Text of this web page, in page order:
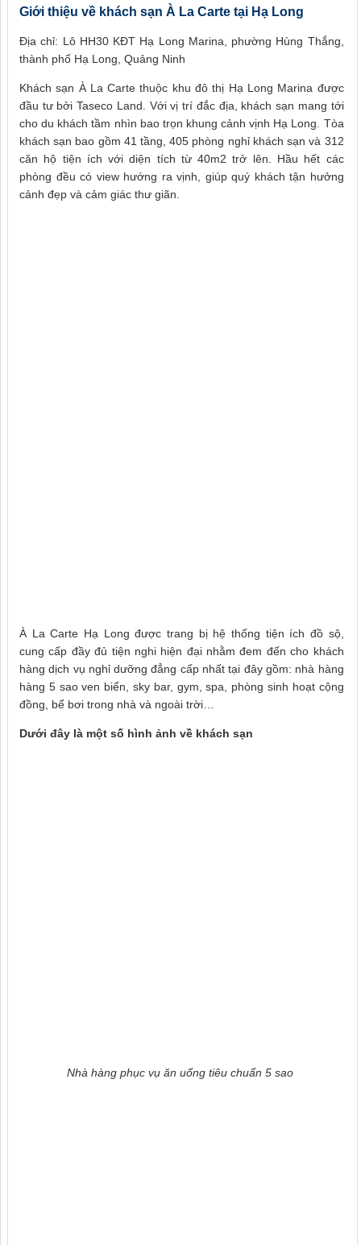
Giới thiệu về khách sạn À La Carte tại Hạ Long
Địa chỉ: Lô HH30 KĐT Hạ Long Marina, phường Hùng Thắng,
thành phố Hạ Long, Quảng Ninh
Khách sạn À La Carte thuộc khu đô thị Hạ Long Marina được
đầu tư bởi Taseco Land. Với vị trí đắc địa, khách sạn mang tới
cho du khách tầm nhìn bao trọn khung cảnh vịnh Hạ Long. Tòa
khách sạn bao gồm 41 tầng, 405 phòng nghỉ khách sạn và 312
căn hộ tiện ích với diện tích từ 40m2 trở lên. Hầu hết các
phòng đều có view hướng ra vịnh, giúp quý khách tận hưởng
cảnh đẹp và cảm giác thư giãn.
À La Carte Hạ Long được trang bị hệ thống tiện ích đồ sộ,
cung cấp đầy đủ tiện nghi hiện đại nhằm đem đến cho khách
hàng dịch vụ nghỉ dưỡng đẳng cấp nhất tại đây gồm: nhà hàng
hàng 5 sao ven biển, sky bar, gym, spa, phòng sinh hoạt cộng
đồng, bể bơi trong nhà và ngoài trời…
Dưới đây là một số hình ảnh về khách sạn
Nhà hàng phục vụ ăn uống tiêu chuẩn 5 sao